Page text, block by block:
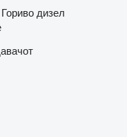
Гориво дизел